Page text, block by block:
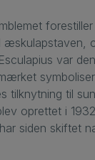
æskulapstaven,
var
tilknytning til
oprettet i
siden skiftet